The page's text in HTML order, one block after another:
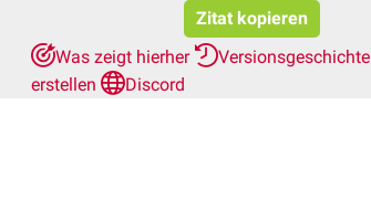
Zitat kopieren
Was zeigt hierher
Versionsgeschichte
erstellen
Discord